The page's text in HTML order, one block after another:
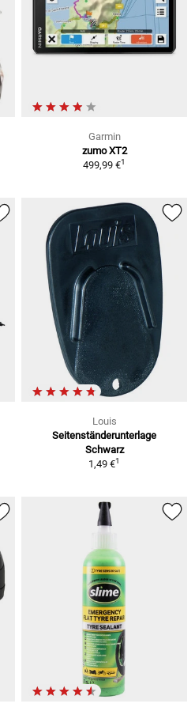
Garmin
zumo XT2
499,99 €1
Louis
Seitenständerunterlage
Schwarz
1,49 €1